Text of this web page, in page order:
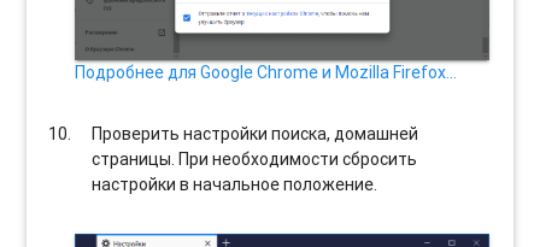
Подробнее для Google Chrome и Mozilla Firefox…
Проверить настройки поиска, домашней
страницы. При необходимости сбросить
настройки в начальное положение.